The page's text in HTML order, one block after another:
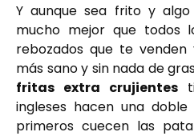
Y aunque sea frito y
mucho mejor que todos
rebozados que te
más sano y sin nada de
fritas extra crujientes
ingleses hacen una doble
primeros cuecen las